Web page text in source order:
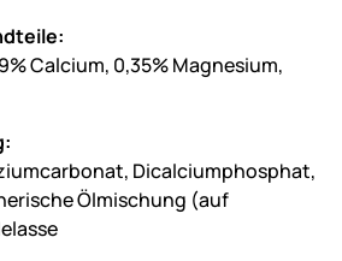
Calcium, 0,35% Magnesium,
Dicalciumphosphat,
Ölmischung (auf